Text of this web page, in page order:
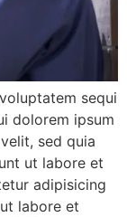
sequi
dolorem ipsum
sed quia
ut labore et
adipisicing
labore et